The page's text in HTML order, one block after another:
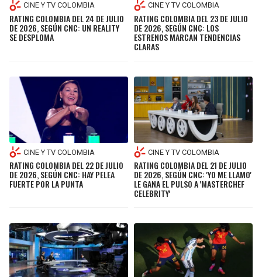
CINE Y TV COLOMBIA
RATING COLOMBIA DEL 24 DE JULIO
DE 2026, SEGÚN CNC: UN REALITY
SE DESPLOMA
CINE Y TV COLOMBIA
RATING COLOMBIA DEL 23 DE JULIO
DE 2026, SEGÚN CNC: LOS
ESTRENOS MARCAN TENDENCIAS
CLARAS
CINE Y TV COLOMBIA
RATING COLOMBIA DEL 22 DE JULIO
DE 2026, SEGÚN CNC: HAY PELEA
FUERTE POR LA PUNTA
CINE Y TV COLOMBIA
RATING COLOMBIA DEL 21 DE JULIO
DE 2026, SEGÚN CNC: 'YO ME LLAMO'
LE GANA EL PULSO A 'MASTERCHEF
CELEBRITY'